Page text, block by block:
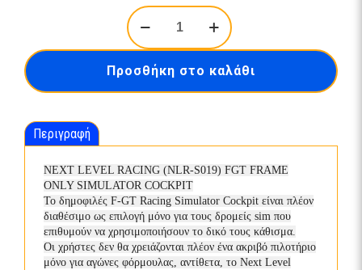
ΝΕΧΤ
LΕVΕL
RΑCΙΝG
S019)
F-
ποσότητα
Προσθήκη στο καλάθι
Περιγραφή
NEXT LEVEL RACING (NLR-S019) FGT FRAME
ONLY SIMULATOR COCKPIT
Το δημοφιλές F-GT Racing Simulator Cockpit είναι πλέον
διαθέσιμο ως επιλογή μόνο για τους δρομείς sim που
επιθυμούν να χρησιμοποιήσουν το δικό τους κάθισμα.
Οι χρήστες δεν θα χρειάζονται πλέον ένα ακριβό πιλοτήριο
μόνο για αγώνες φόρμουλας, αντίθετα, το Next Level